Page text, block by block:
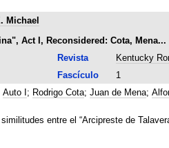
Michael
Act I, Reconsidered: Cota,
Revista
Kentucky
Fascículo
1
Auto I ; Rodrigo Cota; Juan de Mena;
entre el “Arcipreste de